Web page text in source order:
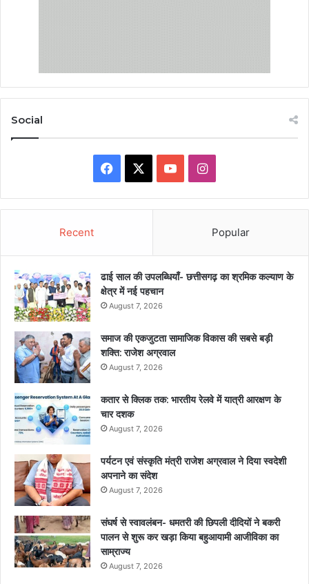
Social
Facebook YouTubeInstagram
Recent Popular
ढाई साल की उपलब्धियाँ- छत्तीसगढ़ का श्रमिक कल्याण के
क्षेत्र में नई पहचान
August 7, 2026
समाज की एकजुटता सामाजिक विकास की सबसे बड़ी
शक्ति: राजेश अग्रवाल
August 7, 2026
कतार से क्लिक तक: भारतीय रेलवे में यात्री आरक्षण के
चार दशक
August 7, 2026
पर्यटन एवं संस्कृति मंत्री राजेश अग्रवाल ने दिया स्वदेशी
अपनाने का संदेश
August 7, 2026
संघर्ष से स्वावलंबन- धमतरी की छिपली दीदियों ने बकरी
पालन से शुरू कर खड़ा किया बहुआयामी आजीविका का
साम्राज्य
August 7, 2026